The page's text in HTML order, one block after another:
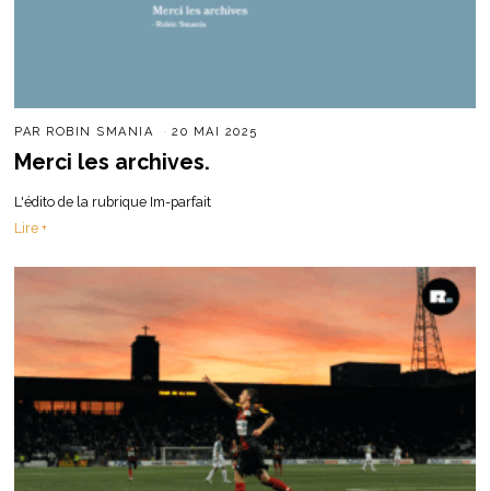
PAR ROBIN SMANIA 20 MAI 2025
Merci les archives.
L'édito de la rubrique Im-parfait
Lire +